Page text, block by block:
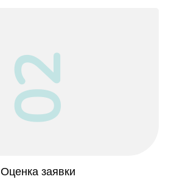
02
Оценка заявки